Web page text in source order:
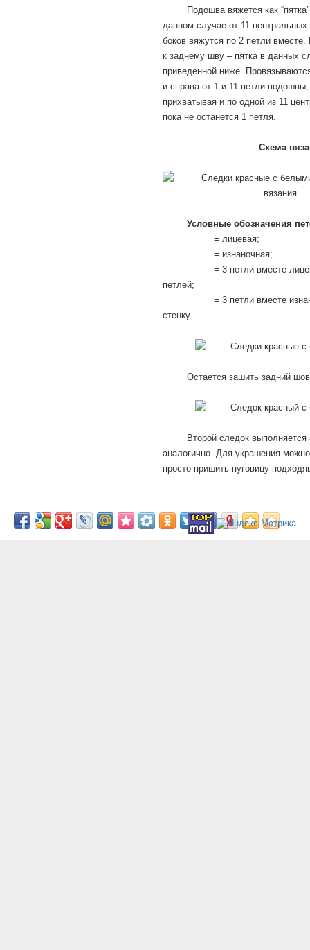
Подошва вяжется как
данном случае от 11 центральных
боков вяжутся по 2 петли
к заднему шву – пятка в данных
приведенной ниже.
и справа от 1 и 11 петли
прихватывая и по одной из 11
пока не останется 1 петля.
Схема
Условные обозначения
= лицевая;
= изнаночная;
= 3 петли вместе
петлей;
= 3 петли вместе
стенку.
Остается зашить задний
Второй следок
аналогично. Для украшения
просто пришить пуговицу